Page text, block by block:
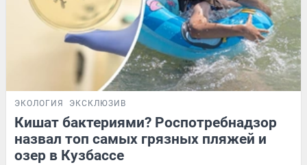
ЭКОЛОГИЯ ЭКСКЛЮЗИВ
Кишат бактериями? Роспотребнадзор
назвал топ самых грязных пляжей и
озер в Кузбассе